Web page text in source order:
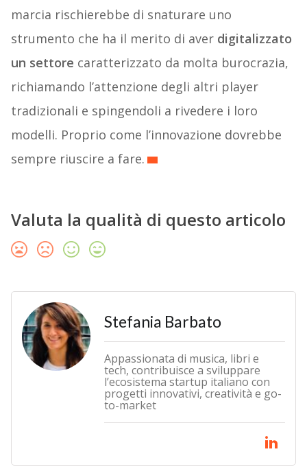
marcia rischierebbe di snaturare uno
strumento che ha il merito di aver digitalizzato
un settore caratterizzato da molta burocrazia,
richiamando l’attenzione degli altri player
tradizionali e spingendoli a rivedere i loro
modelli. Proprio come l’innovazione dovrebbe
sempre riuscire a fare.
Valuta la qualità di questo articolo
Stefania Barbato
Appassionata di musica, libri e
tech, contribuisce a sviluppare
l’ecosistema startup italiano con
progetti innovativi, creatività e go-
to-market